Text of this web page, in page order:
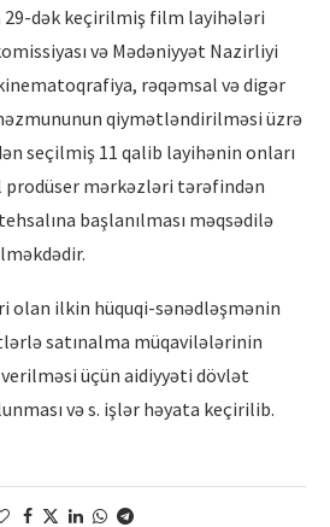
29-dək keçirilmiş film layihələri
və Mədəniyyət Nazirliyi
rəqəmsal və digər
qiymətləndirilməsi üzrə
seçilmiş 11 qalib layihənin onları
mərkəzləri tərəfindən
başlanılması məqsədilə
olan ilkin hüquqi-sənədləşmənin
satınalma müqavilələrinin
verilməsi üçün aidiyyəti dövlət
və s. işlər həyata keçirilib.